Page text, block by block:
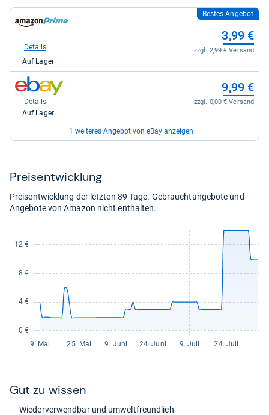
Shop:
Amazon.de
3,99
kaufen.
Bestes Angebot
3,99 €
zzgl. 2,99 € Versand
Details
Auf Lager
zum
Shop:
eBay
9,99 €
zzgl. 0,00 € Versand
Details
Auf Lager
1 weiteres Angebot von eBay anzeigen
eBay
13,99
kaufen.
Details
Auf Lager
Preis­ent­wick­lung
Preisentwicklung der letzten 89 Tage. Gebrauchtangebote und
Angebote von Amazon nicht enthalten.
Gut zu wis­sen
Wie­der­ver­wend­bar und umwelt­freund­lich